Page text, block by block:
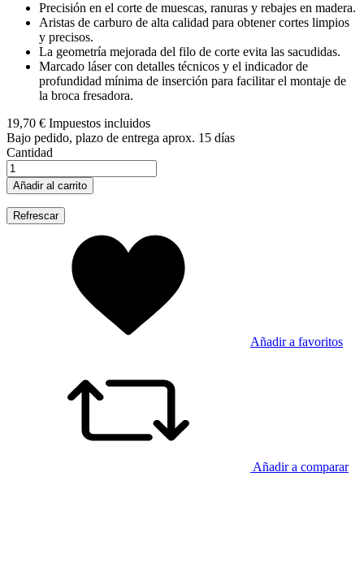
Precisión en el corte de muescas, ranuras y rebajes en madera.
Aristas de carburo de alta calidad para obtener cortes limpios
y precisos.
La geometría mejorada del filo de corte evita las sacudidas.
Marcado láser con detalles técnicos y el indicador de
profundidad mínima de inserción para facilitar el montaje de
la broca fresadora.
19,70 € Impuestos incluidos
Bajo pedido, plazo de entrega aprox. 15 días
Cantidad
Añadir al carrito
Añadir a favoritos
Añadir a comparar